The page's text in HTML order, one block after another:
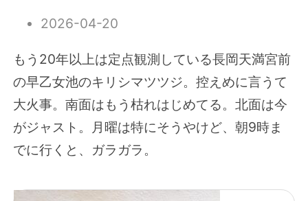
2026-04-20
もう20年以上は定点観測している長岡天満宮前
の早乙女池のキリシマツツジ。控えめに言うて
大火事。南面はもう枯れはじめてる。北面は今
がジャスト。月曜は特にそうやけど、朝9時ま
でに行くと、ガラガラ。